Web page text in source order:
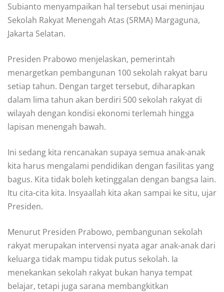
Subianto menyampaikan hal tersebut usai meninjau
Sekolah Rakyat Menengah Atas (SRMA) Margaguna,
Jakarta Selatan.
Presiden Prabowo menjelaskan, pemerintah
menargetkan pembangunan 100 sekolah rakyat baru
setiap tahun. Dengan target tersebut, diharapkan
dalam lima tahun akan berdiri 500 sekolah rakyat di
wilayah dengan kondisi ekonomi terlemah hingga
lapisan menengah bawah.
Ini sedang kita rencanakan supaya semua anak-anak
kita harus mengalami pendidikan dengan fasilitas yang
bagus. Kita tidak boleh ketinggalan dengan bangsa lain.
Itu cita-cita kita. Insyaallah kita akan sampai ke situ, ujar
Presiden.
Menurut Presiden Prabowo, pembangunan sekolah
rakyat merupakan intervensi nyata agar anak-anak dari
keluarga tidak mampu tidak putus sekolah. Ia
menekankan sekolah rakyat bukan hanya tempat
belajar, tetapi juga sarana membangkitkan